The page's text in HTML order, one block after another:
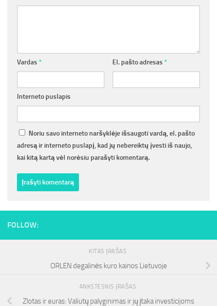
Vardas * El. pašto adresas *
Interneto puslapis
Noriu savo interneto naršyklėje išsaugoti vardą, el. pašto
adresą ir interneto puslapį, kad jų nebereiktų įvesti iš naujo,
kai kitą kartą vėl norėsiu parašyti komentarą.
FOLLOW:
KITAS ĮRAŠAS
ORLEN degalinės kuro kainos Lietuvoje
ANKSTESNIS ĮRAŠAS
Zlotas ir euras: Valiutų palyginimas ir jų įtaka investicijoms